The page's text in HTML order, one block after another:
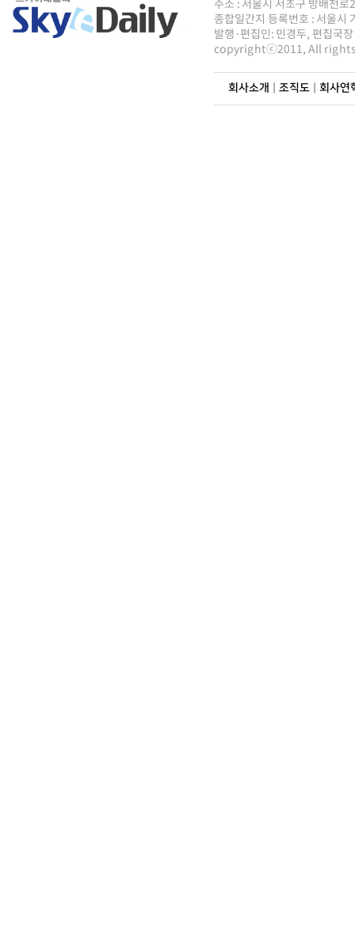
주소 : 서울시 서초구 방배천
종합일간지 등록번호 : 서울
발행·편집인: 민경두, 편집국
copyrightⓒ2011, All rights
회사소개 조직도| 회사연